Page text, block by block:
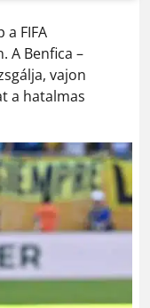
FIFA
A Benfica –
vajon
a hatalmas